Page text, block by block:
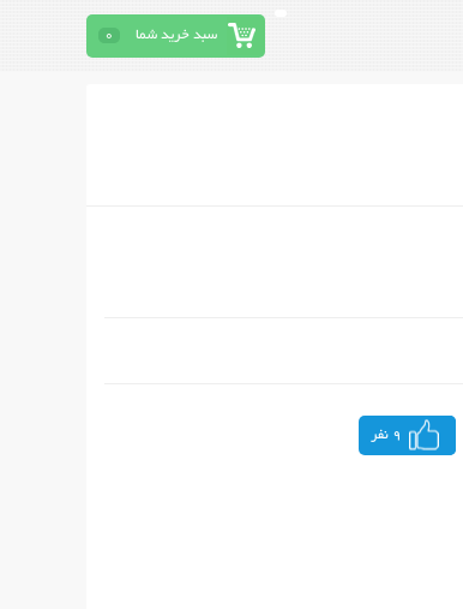
سبد خرید شما 0
9 نفر